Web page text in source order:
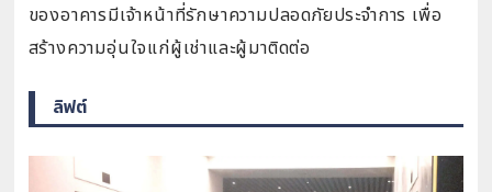
ของอาคารมีเจ้าหน้าที่รักษาความปลอดภัยประจำการ เพื่อ
สร้างความอุ่นใจแก่ผู้เช่าและผู้มาติดต่อ
ลิฟต์